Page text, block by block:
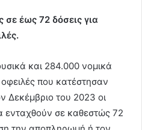
σε έως 72 δόσεις για
και 284.000 νομικά
που κατέστησαν
Δεκέμβριο του 2023 οι
ενταχθούν σε καθεστώς 72